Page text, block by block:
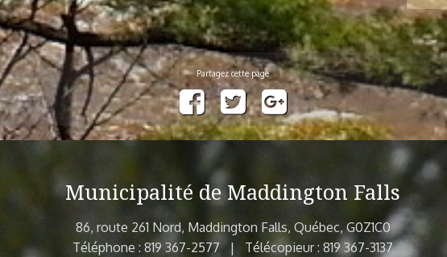
Municipalité de Maddington Falls
86, route 261 Nord, Maddington Falls, Québec, G0Z1C0
Téléphone : 819 367-2577 | Télécopieur : 819 367-3137